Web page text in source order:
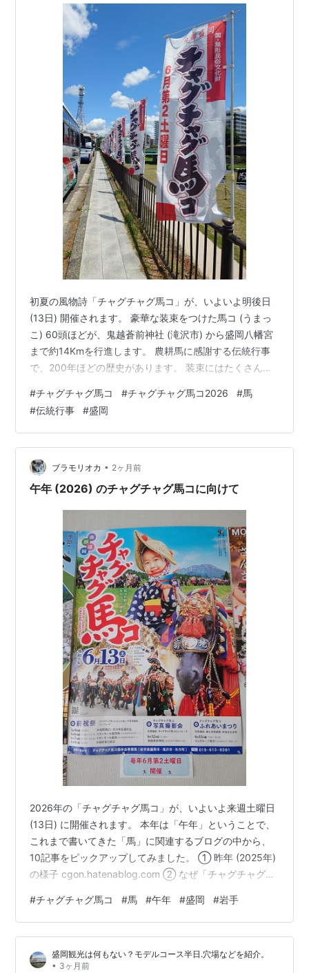
初夏の風物詩「チャグチャグ馬コ」が、いよいよ明後日
(13日) 開催されます。 豪華な装束をつけた馬コ (うまっ
こ) 60頭ほどが、鬼越蒼前神社 (滝沢市) から盛岡八幡宮
まで約14Kmを行進します。 農耕馬に感謝する伝統行事
で、200年ほどの歴史があります。 装束にはたくさんの
こえることが名称の由来です。 先月開催された「東北絆
まつり2026盛岡」にも登場しました。(行進はナシ) 行事
について詳しくはこちらから ↓↓ cgon.hatenablog.com
#チャグチャグ馬コ #チャグチャグ馬コ2026 #馬
#伝統行事 #盛岡
ブラモリオカ • 2ヶ月前
午年 (2026) のチャグチャグ馬コに向けて
2026年の「チャグチャグ馬コ」が、いよいよ来週土曜日
(13日) に開催されます。 本年は「午年」ということで、
これまで書いてきた「馬」に関連するブログの中から、
10記事をピックアップしてみました。 ① 昨年 (2025年)
の様子 cgon.hatenablog.com ② なぜ「チャグチャグ馬
③ 宮沢賢治も愛した「チャグチャグ馬コ」
cgon.hatenablog.com ④ 盛岡城にあった吹上馬場
cgon.hatenablog.com ⑤ 盛岡城下にあった桜馬場と今
も残る馬場町 cgon.hatenablog.c…
#チャグチャグ馬コ #馬 #午年 #盛岡 #岩手
盛岡観光は何もない？モデルコース半日.穴場などを紹介。
• 3ヶ月前